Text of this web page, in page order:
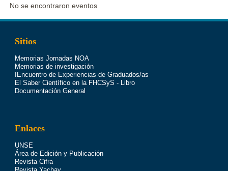
No se encontraron eventos
Sitios
Memorias Jornadas NOA
Memorias de investigación
IEncuentro de Experiencias de Graduados/as
El Saber Científico en la FHCSyS - Libro
Documentación General
Enlaces
UNSE
Área de Edición y Publicación
Revista Cifra